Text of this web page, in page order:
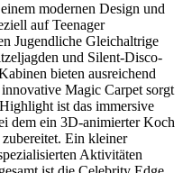
modernen Design und
auf Teenager
Jugendliche Gleichaltrige
und Silent-Disco-
bieten ausreichend
Magic Carpet sorgt
ist das immersive
dem ein 3D-animierter Koch
Ein kleiner
Aktivitäten